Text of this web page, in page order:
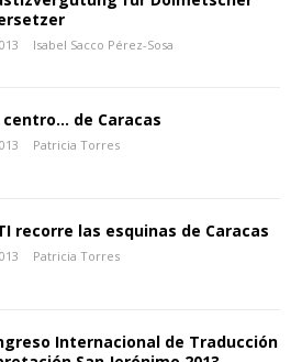
Isabel Sacco Pérez-Sosa
centro… de Caracas
Patricia Torres
recorre las esquinas de Caracas
Patricia Torres
Internacional de Traducción